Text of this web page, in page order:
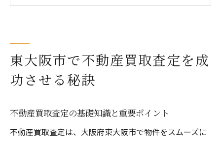
不動産買取で高値売却を叶える実践コツ
査定額アップにつながる物件アピールポイ
東大阪市の不動産市場動向を売却時に活か
す方法
東大阪市で不動産買取査定を成
功させる秘訣
不動産買取査定の基礎知識と重要ポイント
不動産買取査定は、大阪府東大阪市で物件をスムーズに